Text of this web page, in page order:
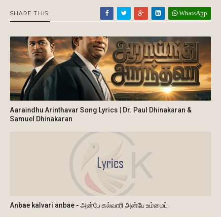
SHARE THIS: WhatsApp
Aaraindhu Arinthavar Song Lyrics | Dr. Paul Dhinakaran &
Samuel Dhinakaran
Anbae kalvari anbae - அன்பே கல்வாரி அன்பே உம்மைப்